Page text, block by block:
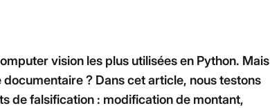
vision les plus utilisées en Python. Mais
? Dans cet article, nous testons
de falsification : modification de montant,